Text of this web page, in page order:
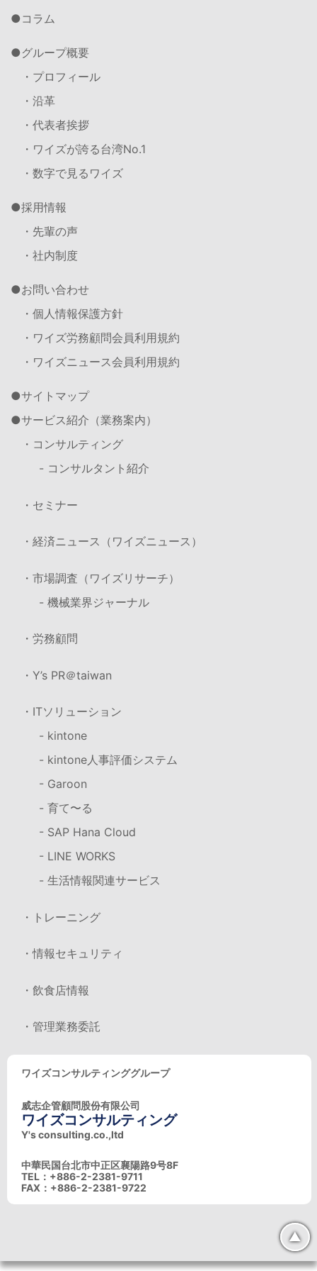
コラム
グループ概要
・プロフィール
・沿革
・代表者挨拶
・ワイズが誇る台湾No.1
・数字で見るワイズ
採用情報
・先輩の声
・社内制度
お問い合わせ
・個人情報保護方針
・ワイズ労務顧問会員利用規約
・ワイズニュース会員利用規約
サイトマップ
サービス紹介（業務案内）
・コンサルティング
- コンサルタント紹介
・セミナー
・経済ニュース（ワイズニュース）
・市場調査（ワイズリサーチ）
- 機械業界ジャーナル
・労務顧問
・Y’s PR＠taiwan
・ITソリューション
- kintone
- kintone人事評価システム
- Garoon
- 育て〜る
- SAP Hana Cloud
- LINE WORKS
- 生活情報関連サービス
・トレーニング
・情報セキュリティ
・飲食店情報
・管理業務委託
ワイズコンサルティンググループ
威志企管顧問股份有限公司
ワイズコンサルティング
Y's consulting.co.,ltd
中華民国台北市中正区襄陽路9号8F
TEL：+886-2-2381-9711
FAX：+886-2-2381-9722
▲